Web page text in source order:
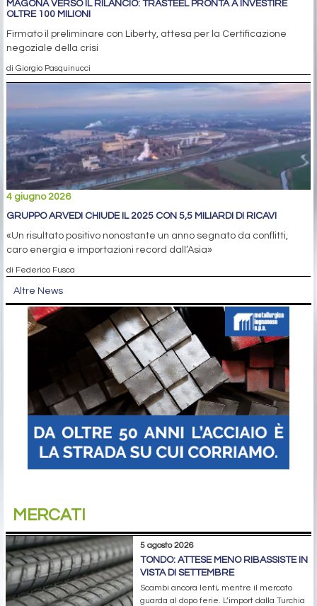
MAGONA VERSO IL RILANCIO: TRASTEEL PRONTA A INVESTIRE
OLTRE 100 MILIONI
Firmato il preliminare con Liberty, attesa per la Certificazione
negoziale della crisi
di Giorgio Pasquinucci
4 giugno 2026
GRUPPO ARVEDI CHIUDE IL 2025 CON 5,5 MILIARDI DI RICAVI
«Un risultato positivo nonostante un anno segnato da conflitti,
caro energia e importazioni record dall’Asia»
di Federico Fusca
Altre News
MERCATI
5 agosto 2026
TONDO: ATTESE MENO RIBASSISTE IN
VISTA DI SETTEMBRE
Scambi ancora lenti, mentre il mercato
guarda al dopo ferie. L’import dalla Turchia